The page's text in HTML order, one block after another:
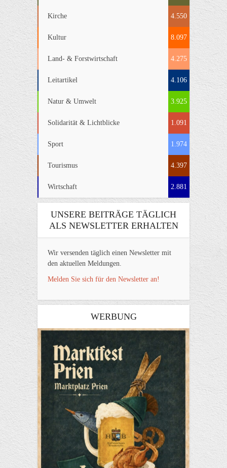
Kirche 4.550
Kultur 8.097
Land- & Forstwirtschaft 4.275
Leitartikel 4.106
Natur & Umwelt 3.925
Solidarität & Lichtblicke 1.091
Sport 1.974
Tourismus 4.397
Wirtschaft 2.881
UNSERE BEITRÄGE TÄGLICH
ALS NEWSLETTER ERHALTEN
Wir versenden täglich einen Newsletter mit
den aktuellen Meldungen.
Melden Sie sich für den Newsletter an!
WERBUNG